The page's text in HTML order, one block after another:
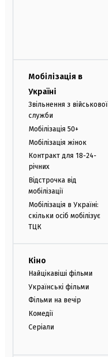
Мобілізація в
Україні
Звільнення з військової
служби
Мобілізація 50+
Мобілізація жінок
Контракт для 18-24-
річних
Відстрочка від
мобілізації
Мобілізація в Україні:
скільки осіб мобілізує
ТЦК
Кіно
Найцікавіші фільми
Українські фільми
Фільми на вечір
Комедії
Серіали